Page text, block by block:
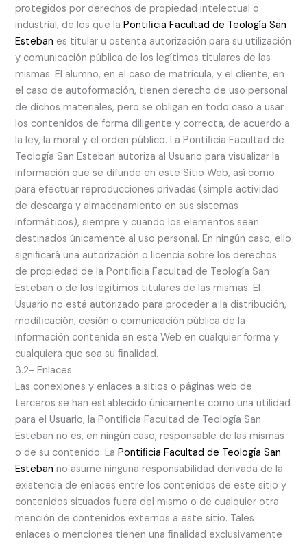
protegidos por derechos de propiedad intelectual o
industrial, de los que laPontiﬁcia Facultad de Teología San
Esteban es titular u ostenta autorización para su utilización
y comunicación pública de los legítimos titulares de las
mismas. El alumno, en el caso de matrícula, y el cliente, en
el caso de autoformación, tienen derecho de uso personal
de dichos materiales, pero se obligan en todo caso a usar
los contenidos de forma diligente y correcta, de acuerdo a
la ley, la moral y el orden público. La Pontiﬁcia Facultad de
Teología San Esteban autoriza al Usuario para visualizar la
información que se difunde en este Sitio Web, así como
para efectuar reproducciones privadas (simple actividad
de descarga y almacenamiento en sus sistemas
informáticos), siempre y cuando los elementos sean
destinados únicamente al uso personal. En ningún caso, ello
signiﬁcará una autorización o licencia sobre los derechos
de propiedad de la Pontiﬁcia Facultad de Teología San
Esteban o de los legítimos titulares de las mismas. El
Usuario no está autorizado para proceder a la distribución,
modiﬁcación, cesión o comunicación pública de la
información contenida en esta Web en cualquier forma y
cualquiera que sea su ﬁnalidad.
3.2- Enlaces.
Las conexiones y enlaces a sitios o páginas web de
terceros se han establecido únicamente como una utilidad
para el Usuario, la Pontiﬁcia Facultad de Teología San
Esteban no es, en ningún caso, responsable de las mismas
o de su contenido. LaPontiﬁcia Facultad de Teología San
Esteban no asume ninguna responsabilidad derivada de la
existencia de enlaces entre los contenidos de este sitio y
contenidos situados fuera del mismo o de cualquier otra
mención de contenidos externos a este sitio. Tales
enlaces o menciones tienen una ﬁnalidad exclusivamente